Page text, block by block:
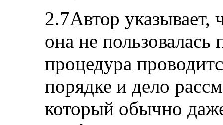
2.7Автор указывает,
она не
процедура
порядке и дело
который обычно